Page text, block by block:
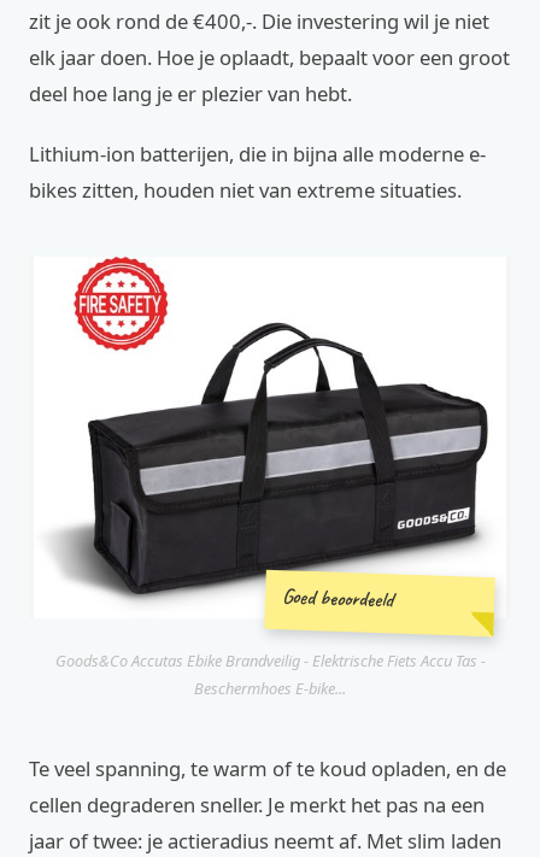
zit je ook rond de €400,-. Die investering wil je niet
elk jaar doen. Hoe je oplaadt, bepaalt voor een groot
deel hoe lang je er plezier van hebt.
Lithium-ion batterijen, die in bijna alle moderne e-
bikes zitten, houden niet van extreme situaties.
Goed beoordeeld
Goods&Co Accutas Ebike Brandveilig - Elektrische Fiets Accu Tas -
Beschermhoes E-bike...
Te veel spanning, te warm of te koud opladen, en de
cellen degraderen sneller. Je merkt het pas na een
jaar of twee: je actieradius neemt af. Met slim laden